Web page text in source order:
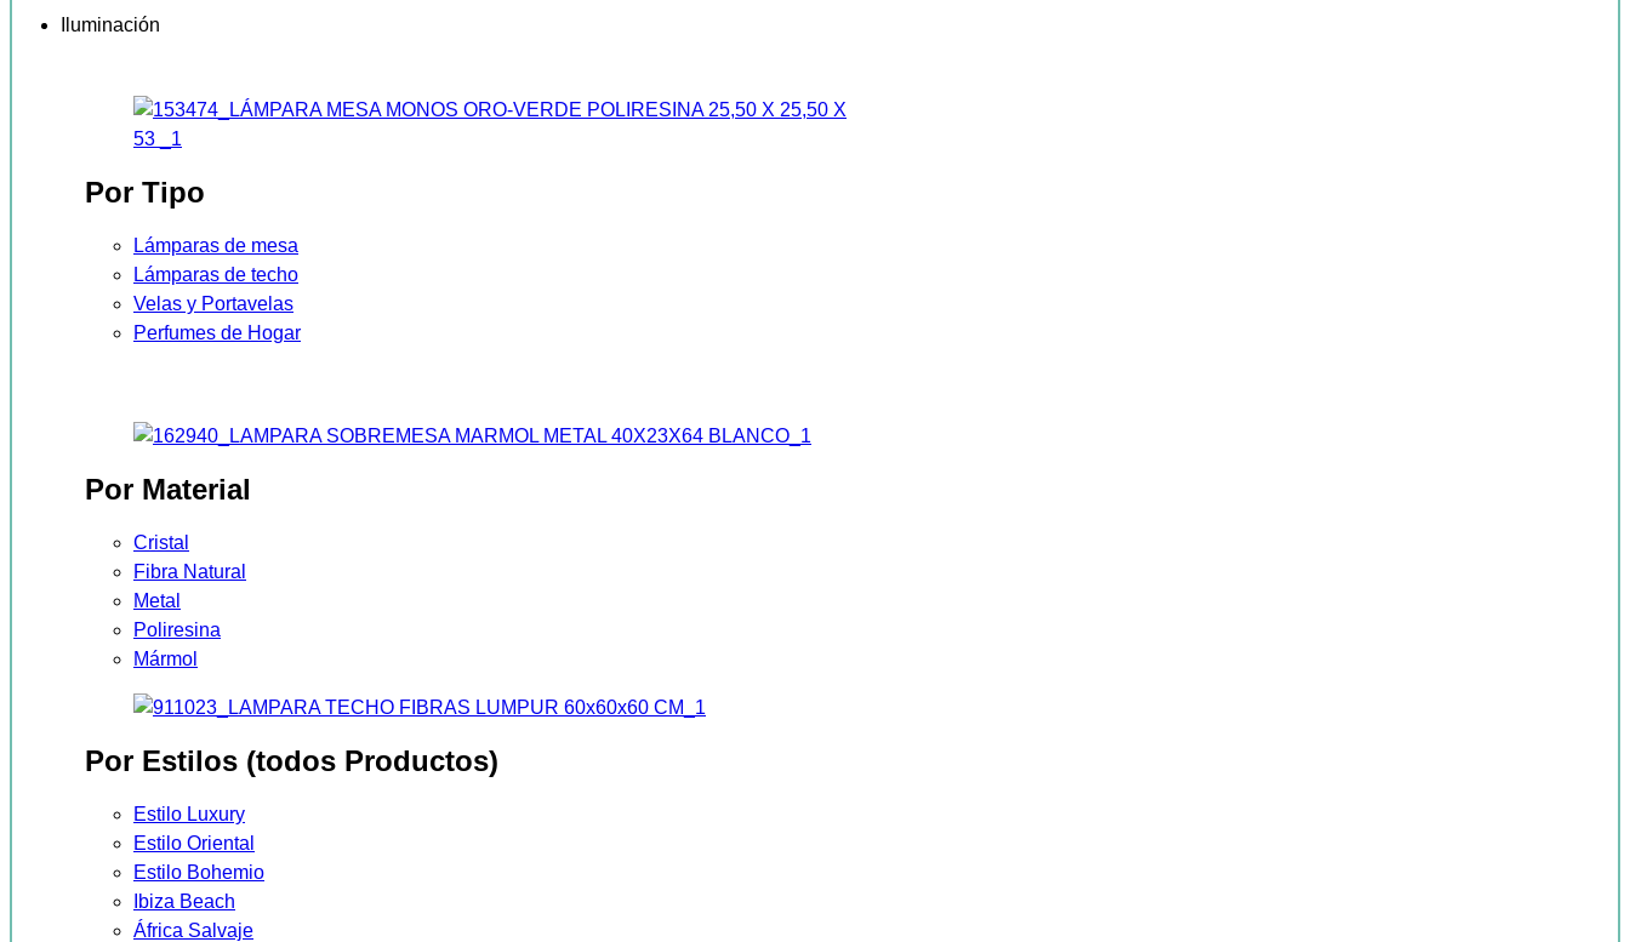
Iluminación
Por Tipo
Lámparas de mesa
Lámparas de techo
Velas y Portavelas
Perfumes de Hogar
Por Material
Cristal
Fibra Natural
Metal
Poliresina
Mármol
Por Estilos (todos Productos)
Estilo Luxury
Estilo Oriental
Estilo Bohemio
Ibiza Beach
África Salvaje